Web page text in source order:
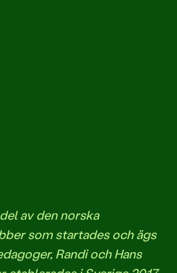
av den norska
som startades och ägs
Randi och Hans